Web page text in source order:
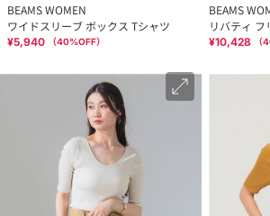
BEAMS WOMEN
ワイドスリーブ ボックス Tシャツ
¥5,940 （40%OFF）
BEAMS
リバティ フ
¥10,428 （